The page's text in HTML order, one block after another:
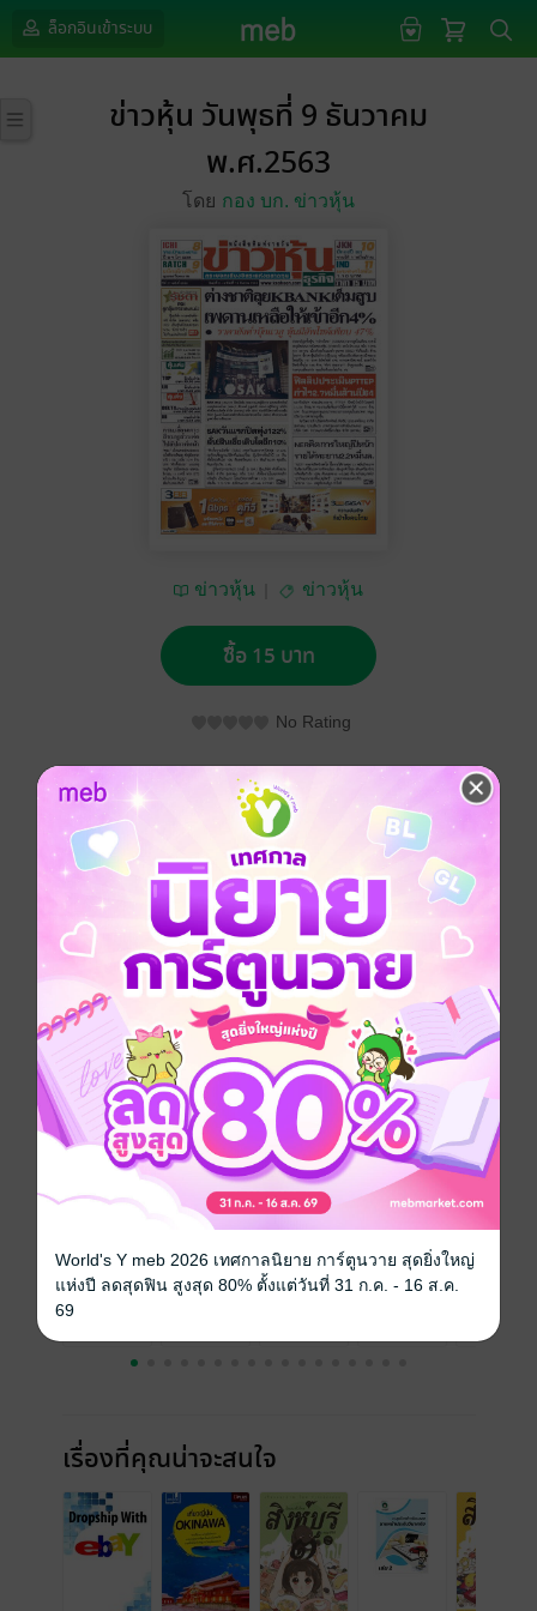
ล็อกอินเข้าระบบ
ข่าวหุ้น วันพุธที่ 9 ธันวาคม
พ.ศ.2563
โดย กอง บก. ข่าวหุ้น
ข่าวหุ้น ข่าวหุ้น
ซื้อ 15 บาท
No Rating
อยากได้ ซื้อเป็นของขวัญ แชร์
ข่าวหุ้น วันพุธที่ 9 ธันวาคม พ.ศ.2563
ประเภทไฟล์
วันที่วางขาย 08 ธันวาคม 2563
ความยาว
ราคาปก 15 บาท
ฉบับย้อนหลัง
เรื่องที่คุณน่าจะสนใจ
World's Y meb 2026 เทศกาลนิยาย การ์ตูนวาย สุดยิ่งใหญ่
แห่งปี ลดสุดฟิน สูงสุด 80% ตั้งแต่วันที่ 31 ก.ค. - 16 ส.ค.
69